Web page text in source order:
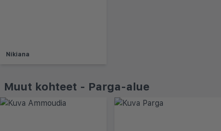
Nikiana
Muut kohteet - Parga-alue